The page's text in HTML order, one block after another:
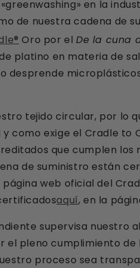
en la
de nuestra cadena de
Oro por elDe la cuna
platino en materia de
desprende
tejido circular, por lo
como exige el Cradle
que cumplen los
de suministro están
web oficial del
aquí, en la
supervisa nuestro
pleno cumplimiento
proceso sea